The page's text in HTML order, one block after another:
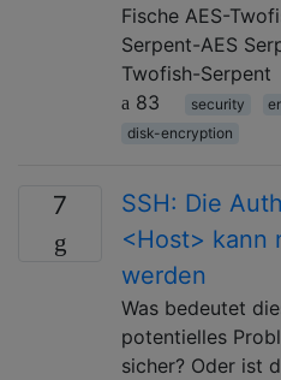
Fische AES-
Serpent-AES
Twofish-Serpent
83
security
disk-encryption
7
SSH: Die
<Host> kann
werden
Was bedeutet
potentielles
sicher? Oder ist